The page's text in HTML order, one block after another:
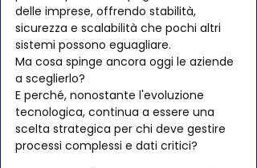
delle imprese, offrendo stabilità,
sicurezza e scalabilità che pochi altri
sistemi possono eguagliare.
Ma cosa spinge ancora oggi le aziende
a sceglierlo?
E perché, nonostante l'evoluzione
tecnologica, continua a essere una
scelta strategica per chi deve gestire
processi complessi e dati critici?